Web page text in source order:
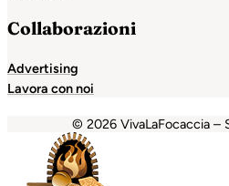
Collaborazioni
Advertising
Lavora con noi
© 2026 VivaLaFocaccia –
HoliganbetEscort Royale